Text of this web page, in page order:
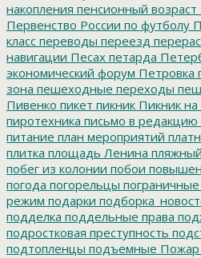
накопления пенсионный возраст
Первенство России по футболу
класс переводы переезд
навигации Песах петарда
экономический форум Петровка
зона пешеходные переходы
Пивенко пикет пикник Пикник
пиротехника письмо в редакцию
питание план мероприятий
плитка площадь Ленина
побег из колонии побои
погода погорельцы пограничные
режим подарки
подделка поддельные права
подростковая преступность
подтопленцы подъемные Пожар